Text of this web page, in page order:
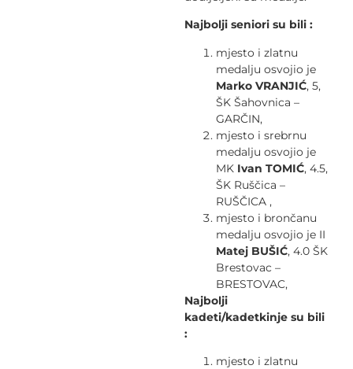
Najbolji seniori su bili :
mjesto i zlatnu
medalju osvojio je
Marko VRANJIĆ, 5,
ŠK Šahovnica –
GARČIN,
mjesto i srebrnu
medalju osvojio je
MK Ivan TOMIĆ, 4.5,
ŠK Ruščica –
RUŠČICA ,
mjesto i brončanu
medalju osvojio je II
Matej BUŠIĆ, 4.0 ŠK
Brestovac –
BRESTOVAC,
Najbolji
kadeti/kadetkinje su bili
:
mjesto i zlatnu